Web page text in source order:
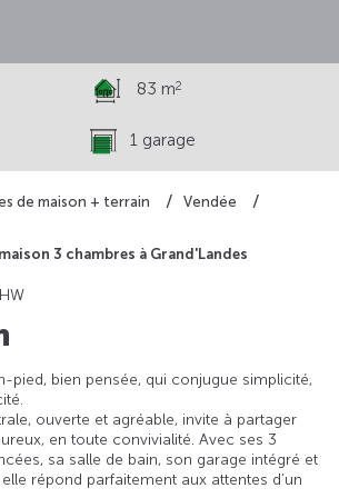
de maison + terrain
Vendée
3 chambres à Grand'Landes
83 m2
1 garage
pied, bien pensée, qui conjugue simplicité,
ouverte et agréable, invite à partager
en toute convivialité. Avec ses 3
sa salle de bain, son garage intégré et
répond parfaitement aux attentes d’un